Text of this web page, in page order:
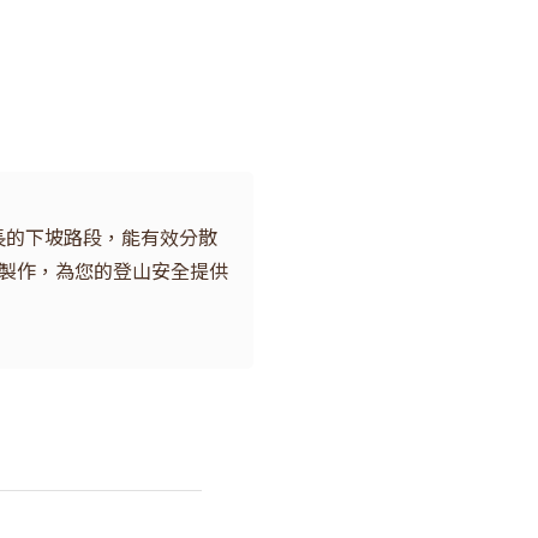
下坡路段，能有效分散
作，為您的登山安全提供